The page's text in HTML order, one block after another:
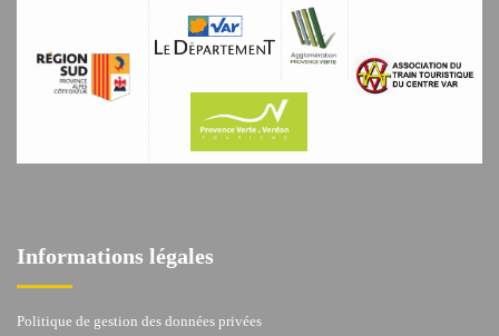
Informations légales
Politique de gestion des données privées